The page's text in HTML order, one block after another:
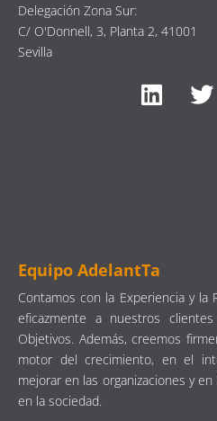
Delegación Zona Sur:
C/ O'Donnell, 3, Planta 2, 41001
Sevilla
Equipo AdelantTa
Contamos con la Experiencia y la
eficazmente a nuestros
Objetivos. Además, creemos
motor del crecimiento, en el
mejorar en las organizaciones y
en la sociedad.